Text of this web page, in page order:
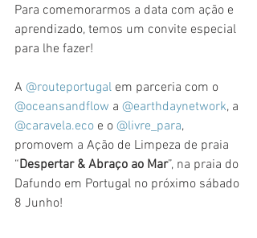
Para comemorarmos a data com ação e
aprendizado, temos um convite especial
para lhe fazer!
A @routeportugal em parceria com o
@oceansandflow a @earthdaynetwork, a
@caravela.eco e o @livre_para,
promovem a Ação de Limpeza de praia
“Despertar & Abraço ao Mar”, na praia do
Dafundo em Portugal no próximo sábado
8 Junho!